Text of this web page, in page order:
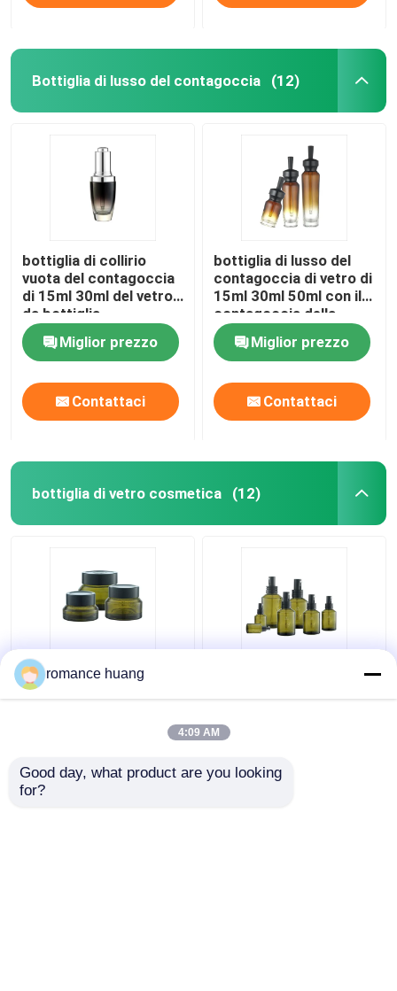
Bottiglia di lusso del contagoccia (12)
bottiglia di collirio
vuota del contagoccia
di 15ml 30ml del vetro
da bottiglia
dell'essenza di lusso di
LancomeMiglior prezzo
Contattaci
bottiglia di lusso del
contagoccia di vetro di
15ml 30ml 50ml con il
contagoccia della
bottiglia di olio
essenziale del
cappuccio
Miglior prezzo
Contattaci
bottiglia di vetro cosmetica (12)
Cosmetici crema dei
barattoli di vetro
bottiglia di vetro 15ml
200ml intorno alla
spalla di Sidelind
romance huang
4:09 AM
Good day, what product are you looking
for?